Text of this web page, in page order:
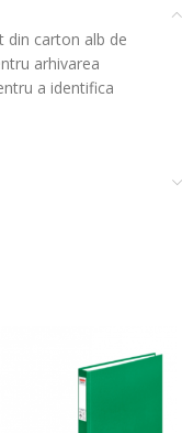
din carton alb de
arhivarea
a identifica